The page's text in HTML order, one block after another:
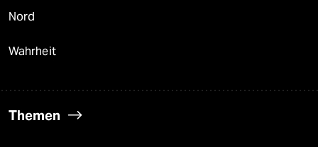
Nord
Wahrheit
Themen